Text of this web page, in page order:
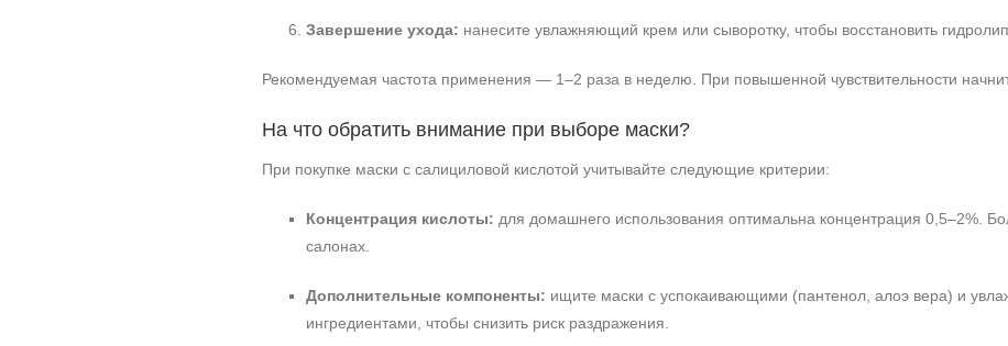
Завершение ухода: нанесите увлажняющий крем или сыворотку, чтобы восстановить
Рекомендуемая частота применения — 1–2 раза в неделю. При повышенной чувствительности
На что обратить внимание при выборе маски?
При покупке маски с салициловой кислотой учитывайте следующие критерии:
Концентрация кислоты: для домашнего использования оптимальна концентрация 0,5–2%.
салонах.
Дополнительные компоненты: ищите маски с успокаивающими (пантенол, алоэ вера) и
ингредиентами, чтобы снизить риск раздражения.